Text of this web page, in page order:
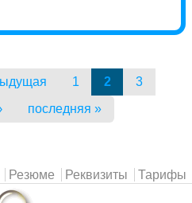
1 2
3
последняя »
Резюме Реквизиты Тарифы